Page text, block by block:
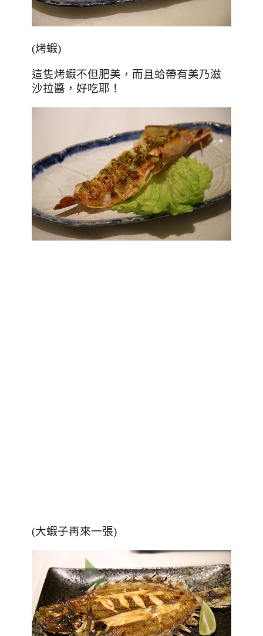
(烤蝦)
這隻烤蝦不但肥美，而且蛤帶有美乃滋
沙拉醬，好吃耶！
(大蝦子再來一張)